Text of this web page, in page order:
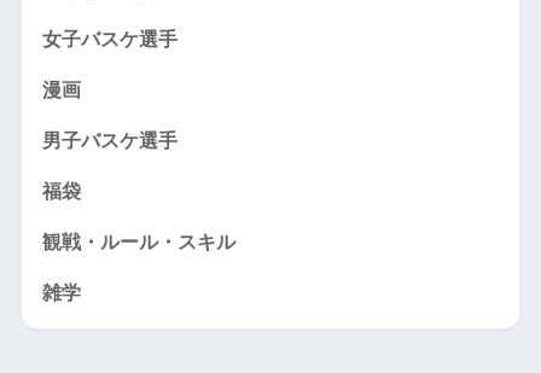
女子バスケ選手
漫画
男子バスケ選手
福袋
観戦・ルール・スキル
雑学